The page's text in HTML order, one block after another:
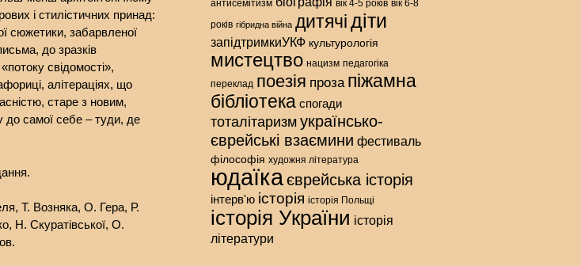
і стилістичних принад:
сюжетики, забарвленої
до зразків
свідомості»,
алітераціях, що
старе з новим,
до самої себе – туди, де
Т. Возняка, О. Гера, Р.
Н. Скуратівської, О.
антисемітизм вік 4-5 років вік 6-8
років гібридна війна дитячідіти
запідтримкиУКФ культурологія
мистецтво нацизм педагогіка
переклад поезія проза піжамна
бібліотека спогади
тоталітаризм українсько-
єврейські взаємини фестиваль
філософія художня література
юдаїкаєврейська історія
інтерв'ю історія історія Польщі
історія України історія
літератури